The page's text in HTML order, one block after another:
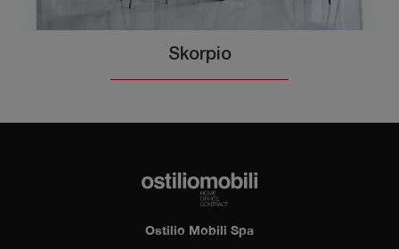
Skorpio
Ostilio Mobili Spa